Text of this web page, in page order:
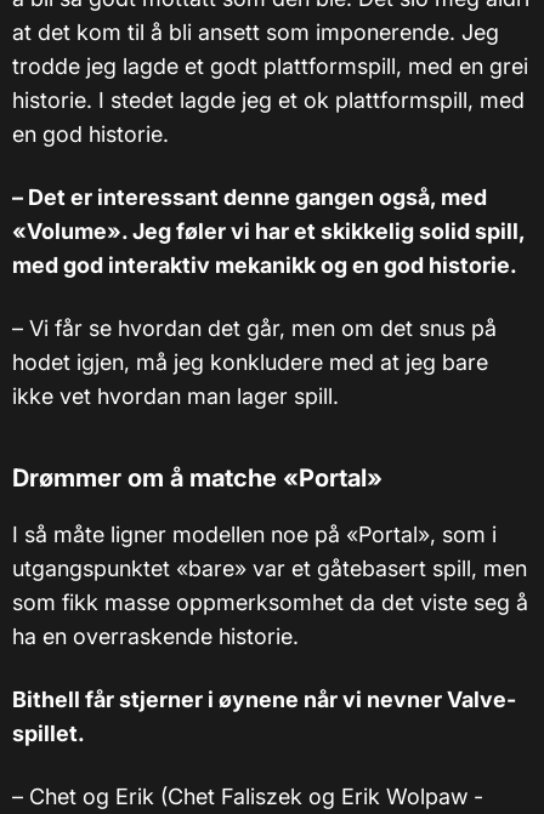
at det kom til å bli ansett som imponerende. Jeg
trodde jeg lagde et godt plattformspill, med en grei
historie. I stedet lagde jeg et ok plattformspill, med
en god historie.
– Det er interessant denne gangen også, med
«Volume». Jeg føler vi har et skikkelig solid spill,
med god interaktiv mekanikk og en god historie.
– Vi får se hvordan det går, men om det snus på
hodet igjen, må jeg konkludere med at jeg bare
ikke vet hvordan man lager spill.
Drømmer om å matche «Portal»
I så måte ligner modellen noe på «Portal», som i
utgangspunktet «bare» var et gåtebasert spill, men
som fikk masse oppmerksomhet da det viste seg å
ha en overraskende historie.
Bithell får stjerner i øynene når vi nevner Valve-
spillet.
– Chet og Erik (Chet Faliszek og Erik Wolpaw -